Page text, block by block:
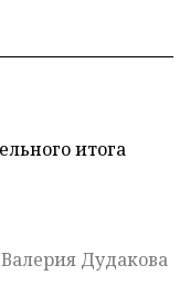
итога
Дудакова